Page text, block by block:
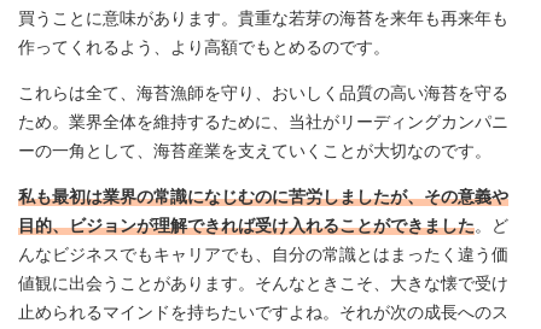
買うことに意味があります。貴重な若芽の海苔を来年も再来年も
作ってくれるよう、より高額でもとめるのです。
これらは全て、海苔漁師を守り、おいしく品質の高い海苔を守る
ため。業界全体を維持するために、当社がリーディングカンパニ
ーの一角として、海苔産業を支えていくことが大切なのです。
私も最初は業界の常識になじむのに苦労しましたが、その意義や
目的、ビジョンが理解できれば受け入れることができました。ど
んなビジネスでもキャリアでも、自分の常識とはまったく違う価
値観に出会うことがあります。そんなときこそ、大きな懐で受け
止められるマインドを持ちたいですよね。それが次の成長へのス